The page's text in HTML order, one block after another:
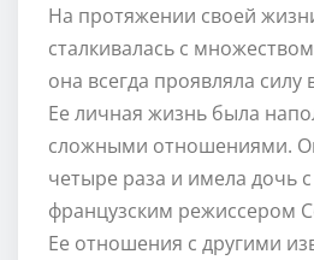
На протяжении своей
сталкивалась с
она всегда проявляла
Ее личная жизнь была
сложными отношениями.
четыре раза и имела дочь
французским режиссером
Ее отношения с другими